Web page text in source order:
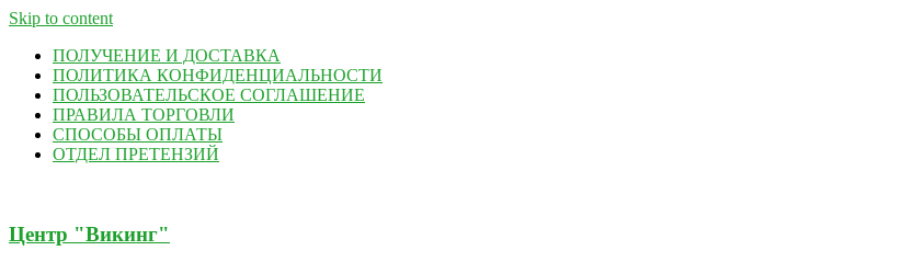
Skip to content
ПОЛУЧЕНИЕ И ДОСТАВКА
ПОЛИТИКА КОНФИДЕНЦИАЛЬНОСТИ
ПОЛЬЗОВАТЕЛЬСКОЕ СОГЛАШЕНИЕ
ПРАВИЛА ТОРГОВЛИ
СПОСОБЫ ОПЛАТЫ
ОТДЕЛ ПРЕТЕНЗИЙ
Центр "Викинг"